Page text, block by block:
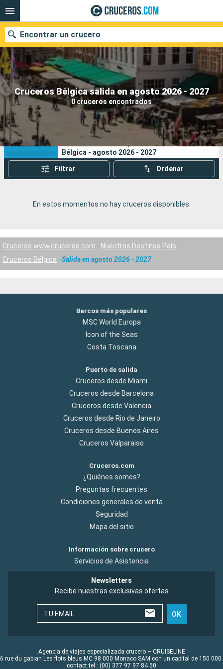
Cruceros Bélgica salida en agosto 2026 - 2027
0 cruceros encontrados
Encontrar un crucero
Nuestros destinos
Fecha de salida
Puertos Compañías
Buscar
Bélgica - agosto 2026 - 2027
Filtrar Ordenar
En estos momentos no hay cruceros disponibles.
Cruceros www.cruceros.com
Nuestros Destinos País
Cruceros Bélgica
Salida en agosto 2026 - 2027
Barcos más populares
MSC World Europa
Icon of the Seas
Costa Toscana
Puerto de salida
Cruceros desde Miami
Cruceros desde Barcelona
Cruceros desde Valencia
Cruceros desde Rio de Janeiro
Cruceros desde Buenos Aires
Cruceros Valparaiso
Cruceros.com
¿Quiénes somos?
Preguntas frecuentes
Condiciones generales de venta
Seguridad
Mapa del sitio
Información sobre crucero
Servicios de Asistencia
Newsletters
Recibe nuestras exclusivas ofertas
TU EMAIL OK
Agencia de viajes especializada crucero – CRUISELINE
rue du gabian Les flots bleus MC 98 000 Monaco SAM con un capital de 150 000
contact tel : (00) 377 97 97 84 50